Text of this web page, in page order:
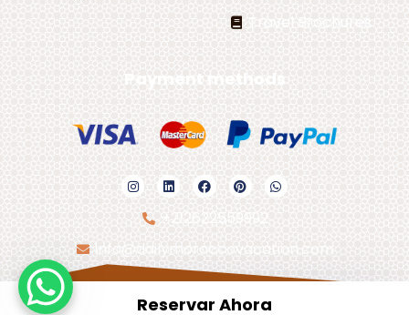
Reservar Ahora
info@dailymoroccovacation.com